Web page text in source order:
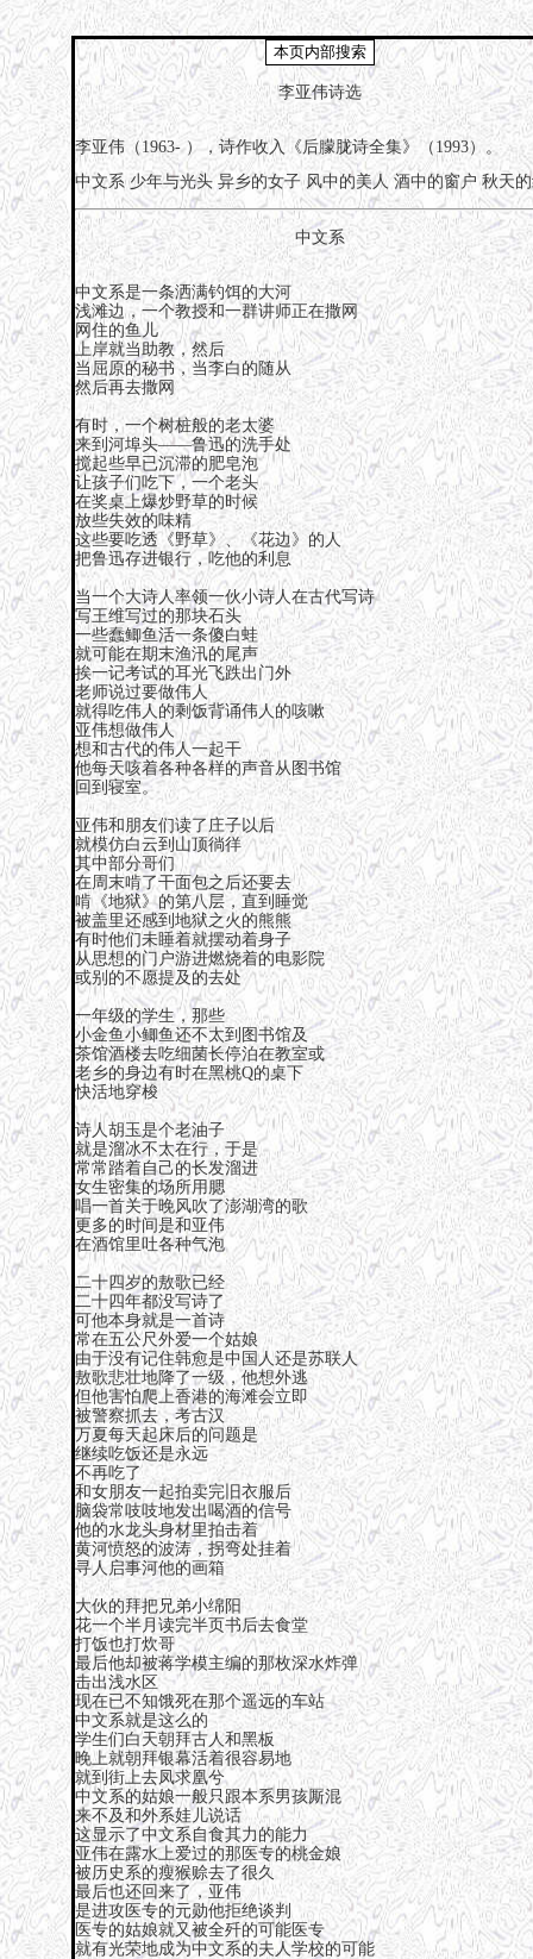
李亚伟诗选
李亚伟（1963- ），诗作收入《后朦胧诗全集》（1993）。
中文系 少年与光头 异乡的女子 风中的美人 酒中的窗户 秋天
中文系
中文系是一条洒满钓饵的大河
浅滩边，一个教授和一群讲师正在撒网
网住的鱼儿
上岸就当助教，然后
当屈原的秘书，当李白的随从
然后再去撒网
有时，一个树桩般的老太婆
来到河埠头——鲁迅的洗手处
搅起些早已沉滞的肥皂泡
让孩子们吃下，一个老头
在奖桌上爆炒野草的时候
放些失效的味精
这些要吃透《野草》、《花边》的人
把鲁迅存进银行，吃他的利息
当一个大诗人率领一伙小诗人在古代写诗
写王维写过的那块石头
一些蠢鲫鱼活一条傻白蛙
就可能在期末渔汛的尾声
挨一记考试的耳光飞跌出门外
老师说过要做伟人
就得吃伟人的剩饭背诵伟人的咳嗽
亚伟想做伟人
想和古代的伟人一起干
他每天咳着各种各样的声音从图书馆
回到寝室。
亚伟和朋友们读了庄子以后
就模仿白云到山顶徜徉
其中部分哥们
在周末啃了干面包之后还要去
啃《地狱》的第八层，直到睡觉
被盖里还感到地狱之火的熊熊
有时他们未睡着就摆动着身子
从思想的门户游进燃烧着的电影院
或别的不愿提及的去处
一年级的学生，那些
小金鱼小鲫鱼还不太到图书馆及
茶馆酒楼去吃细菌长停泊在教室或
老乡的身边有时在黑桃Q的桌下
快活地穿梭
诗人胡玉是个老油子
就是溜冰不太在行，于是
常常踏着自己的长发溜进
女生密集的场所用腮
唱一首关于晚风吹了澎湖湾的歌
更多的时间是和亚伟
在酒馆里吐各种气泡
二十四岁的敖歌已经
二十四年都没写诗了
可他本身就是一首诗
常在五公尺外爱一个姑娘
由于没有记住韩愈是中国人还是苏联人
敖歌悲壮地降了一级，他想外逃
但他害怕爬上香港的海滩会立即
被警察抓去，考古汉
万夏每天起床后的问题是
继续吃饭还是永远
不再吃了
和女朋友一起拍卖完旧衣服后
脑袋常吱吱地发出喝酒的信号
他的水龙头身材里拍击着
黄河愤怒的波涛，拐弯处挂着
寻人启事河他的画箱
大伙的拜把兄弟小绵阳
花一个半月读完半页书后去食堂
打饭也打炊哥
最后他却被蒋学模主编的那枚深水炸弹
击出浅水区
现在已不知饿死在那个遥远的车站
中文系就是这么的
学生们白天朝拜古人和黑板
晚上就朝拜银幕活着很容易地
就到街上去凤求凰兮
中文系的姑娘一般只跟本系男孩厮混
来不及和外系娃儿说话
这显示了中文系自食其力的能力
亚伟在露水上爱过的那医专的桃金娘
被历史系的瘦猴赊去了很久
最后也还回来了，亚伟
是进攻医专的元勋他拒绝谈判
医专的姑娘就又被全歼的可能医专
就有光荣地成为中文系的夫人学校的可能